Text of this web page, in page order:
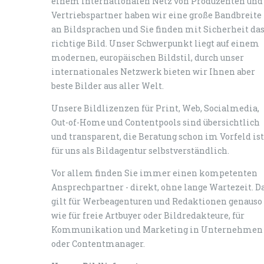
Vertriebspartner haben wir eine große Bandbreite
an Bildsprachen und Sie finden mit Sicherheit das
richtige Bild. Unser Schwerpunkt liegt auf einem
modernen, europäischen Bildstil, durch unser
internationales Netzwerk bieten wir Ihnen aber
beste Bilder aus aller Welt.
Unsere Bildlizenzen für Print, Web, Socialmedia,
Out-of-Home und Contentpools sind übersichtlich
und transparent, die Beratung schon im Vorfeld ist
für uns als Bildagentur selbstverständlich.
Vor allem finden Sie immer einen kompetenten
Ansprechpartner - direkt, ohne lange Wartezeit.
gilt für Werbeagenturen und Redaktionen genauso
wie für freie Artbuyer oder Bildredakteure, für
Kommunikation und Marketing in Unternehmen
oder Contentmanager.